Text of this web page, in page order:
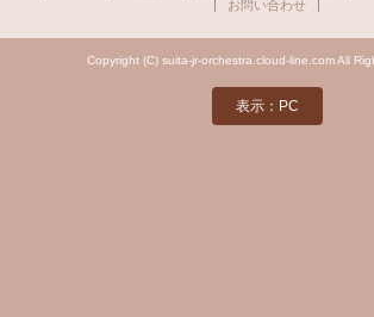
お問い合わせ
Copyright (C) suita-jr-orchestra.cloud-line.com All
表示：PC